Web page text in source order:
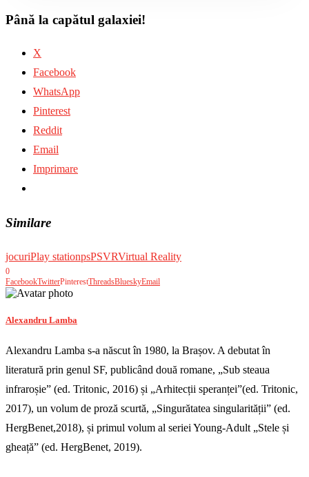
Până la capătul galaxiei!
X
Facebook
WhatsApp
Pinterest
Reddit
Email
Imprimare
Similare
jocuriPlay stationpsPSVRVirtual Reality
0
FacebookTwitterPinterestThreadsBlueskyEmail
Alexandru Lamba
Alexandru Lamba s-a născut în 1980, la Brașov. A debutat în
literatură prin genul SF, publicând două romane, „Sub steaua
infraroșie” (ed. Tritonic, 2016) și „Arhitecții speranței”(ed. Tritonic,
2017), un volum de proză scurtă, „Singurătatea singularității” (ed.
HergBenet,2018), și primul volum al seriei Young-Adult „Stele și
gheață” (ed. HergBenet, 2019).